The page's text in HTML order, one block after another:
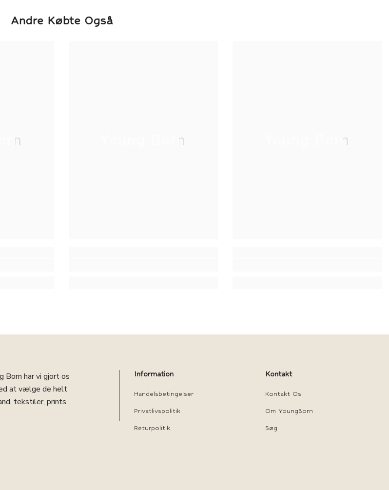
Andre Købte Også
Young Born Young Born
Born har vi gjort os
at vælge de helt
tekstiler, prints
Information
Handelsbetingelser
Privatlivspolitik
Returpolitik
Kontakt
Kontakt Os
Om YoungBorn
Søg